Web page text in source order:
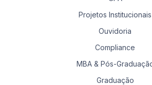
Projetos Institucionais
Ouvidoria
Compliance
MBA & Pós-
Graduação